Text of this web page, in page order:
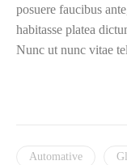
posuere faucibus
habitasse platea
Nunc ut nunc vitae
Automative